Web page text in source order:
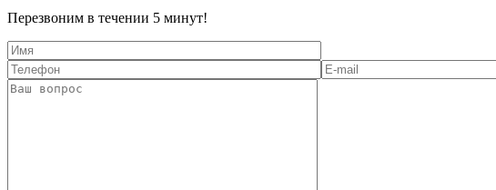
Перезвоним в течении 5 минут!